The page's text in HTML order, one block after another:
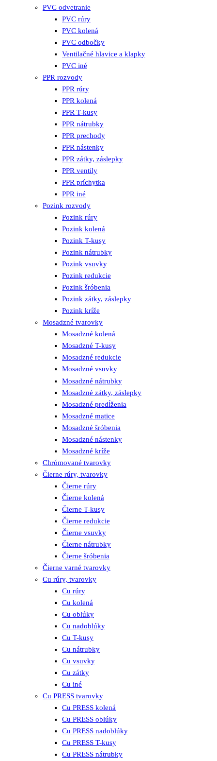
PVC odvetranie
PVC rúry
PVC kolená
PVC odbočky
Ventilačné hlavice a klapky
PVC iné
PPR rozvody
PPR rúry
PPR kolená
PPR T-kusy
PPR nátrubky
PPR prechody
PPR nástenky
PPR zátky, záslepky
PPR ventily
PPR príchytka
PPR iné
Pozink rozvody
Pozink rúry
Pozink kolená
Pozink T-kusy
Pozink nátrubky
Pozink vsuvky
Pozink redukcie
Pozink šróbenia
Pozink zátky, záslepky
Pozink kríže
Mosadzné tvarovky
Mosadzné kolená
Mosadzné T-kusy
Mosadzné redukcie
Mosadzné vsuvky
Mosadzné nátrubky
Mosadzné zátky, záslepky
Mosadzné predĺženia
Mosadzné matice
Mosadzné šróbenia
Mosadzné nástenky
Mosadzné kríže
Chrómované tvarovky
Čierne rúry, tvarovky
Čierne rúry
Čierne kolená
Čierne T-kusy
Čierne redukcie
Čierne vsuvky
Čierne nátrubky
Čierne šróbenia
Čierne varné tvarovky
Cu rúry, tvarovky
Cu rúry
Cu kolená
Cu oblúky
Cu nadoblúky
Cu T-kusy
Cu nátrubky
Cu vsuvky
Cu zátky
Cu iné
Cu PRESS tvarovky
Cu PRESS kolená
Cu PRESS oblúky
Cu PRESS nadoblúky
Cu PRESS T-kusy
Cu PRESS nátrubky